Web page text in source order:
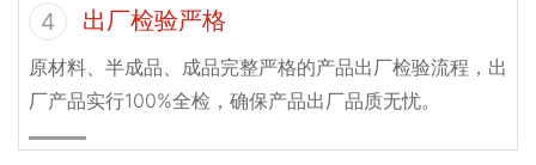
4 出厂检验严格
原材料、半成品、成品完整严格的产品出厂检验流程，出
厂产品实行100%全检，确保产品出厂品质无忧。